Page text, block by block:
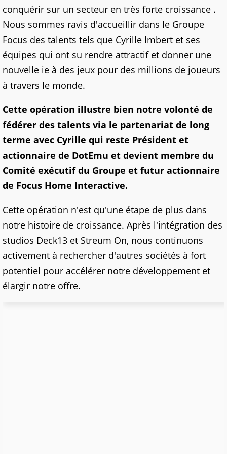
conquérir sur un secteur en très forte croissance .
Nous sommes ravis d'accueillir dans le Groupe
Focus des talents tels que Cyrille Imbert et ses
équipes qui ont su rendre attractif et donner une
nouvelle ie à des jeux pour des millions de joueurs
à travers le monde.
Cette opération illustre bien notre volonté de
fédérer des talents via le partenariat de long
terme avec Cyrille qui reste Président et
actionnaire de DotEmu et devient membre du
Comité exécutif du Groupe et futur actionnaire
de Focus Home Interactive.
Cette opération n'est qu'une étape de plus dans
notre histoire de croissance. Après l'intégration des
studios Deck13 et Streum On, nous continuons
activement à rechercher d'autres sociétés à fort
potentiel pour accélérer notre développement et
élargir notre offre.